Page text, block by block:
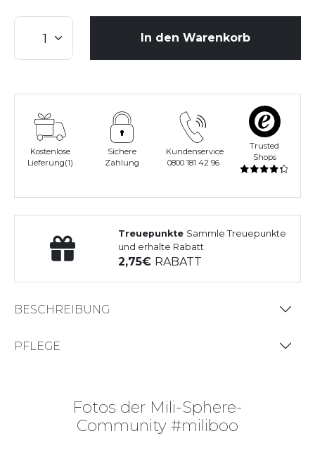
In den Warenkorb
Kostenlose
Lieferung(1)
Sichere
Zahlung
Kundenservice
0800 181 42 96
Trusted
Shops
Treuepunkte Sammle Treuepunkte
und erhalte Rabatt
2,75 RABATT
BESCHREIBUNG
PFLEGE
Fotos der Mili-Sphere-
Community #miliboo